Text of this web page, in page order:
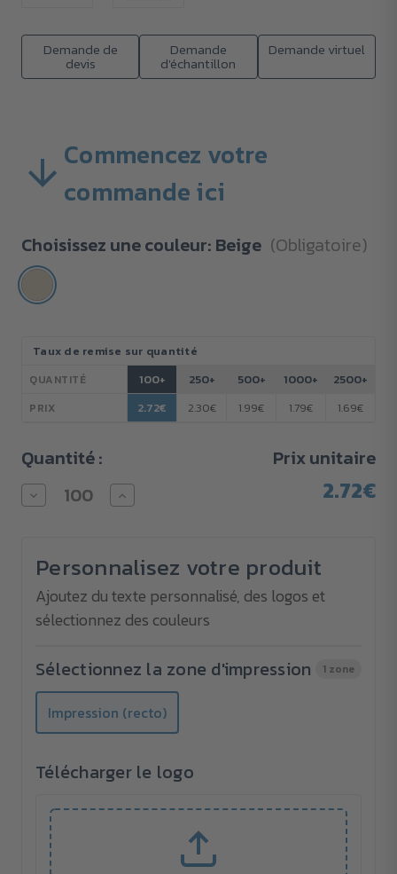
Demande de
devis
Demande
d'échantillon
Demande virtuel
Commencez votre
commande ici
Choisissez une couleur: Beige (Obligatoire)
Stock
actuel :
Taux de remise sur quantité
QUANTITÉ
PRIX
100+
2.72€
250+
2.30€
500+
1.99€
1000+
1.79€
2500+
1.69€
Quantité :
Diminuer
la
recyclé
avec
stylo
et
notes
Augmenter
la
recyclé
avec
stylo
et
notes
Prix unitaire
2.72€
Personnalisez votre produit
Ajoutez du texte personnalisé, des logos et
sélectionnez des couleurs
Sélectionnez la zone d'impression 1 zone
Impression (recto)
Télécharger le logo